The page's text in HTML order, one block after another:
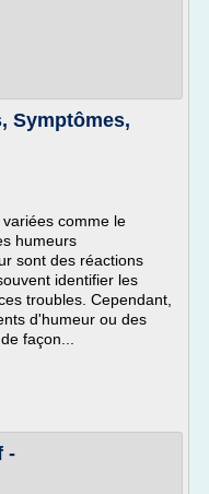
Symptômes,
comme le
humeurs
sont des réactions
identifier les
troubles. Cependant,
d'humeur ou des
façon...
-